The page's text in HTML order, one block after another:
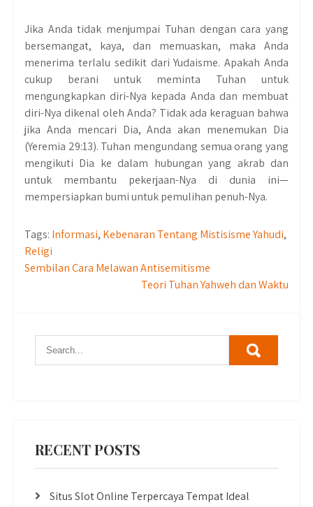
Jika Anda tidak menjumpai Tuhan dengan cara yang
bersemangat, kaya, dan memuaskan, maka Anda
menerima terlalu sedikit dari Yudaisme. Apakah Anda
cukup berani untuk meminta Tuhan untuk
mengungkapkan diri-Nya kepada Anda dan membuat
diri-Nya dikenal oleh Anda? Tidak ada keraguan bahwa
jika Anda mencari Dia, Anda akan menemukan Dia
(Yeremia 29:13). Tuhan mengundang semua orang yang
mengikuti Dia ke dalam hubungan yang akrab dan
untuk membantu pekerjaan-Nya di dunia ini—
mempersiapkan bumi untuk pemulihan penuh-Nya.
Tags: Informasi, Kebenaran Tentang Mistisisme Yahudi,
Religi
Post
Sembilan Cara Melawan Antisemitisme
Teori Tuhan Yahweh dan Waktu
RECENT POSTS
Situs Slot Online Terpercaya Tempat Ideal